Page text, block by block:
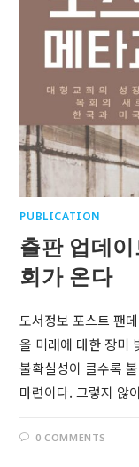
PUBLICATION
출판 업데
회가 온다
도서정보 포스트 팬
올 미래에 대한 장미
불확실성이 클수록
마련이다. 그렇지 않
0 COMMENTS